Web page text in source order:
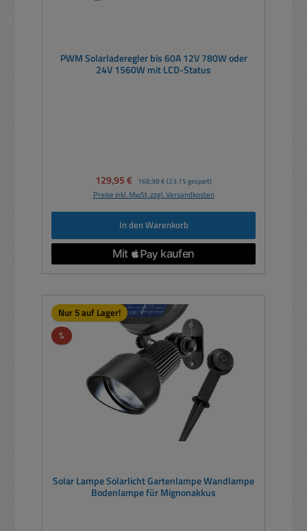
PWM Solarladeregler bis 60A 12V 780W oder
24V 1560W mit LCD-Status
Verkaufspreis:
129,95 € Regulärer Preis:
168,98 € (23.1% gespart)
Preise inkl. MwSt. zzgl. Versandkosten
In den Warenkorb
Nur 5 auf Lager!
%Rabatt
Solar Lampe Solarlicht Gartenlampe Wandlampe
Bodenlampe für Mignonakkus